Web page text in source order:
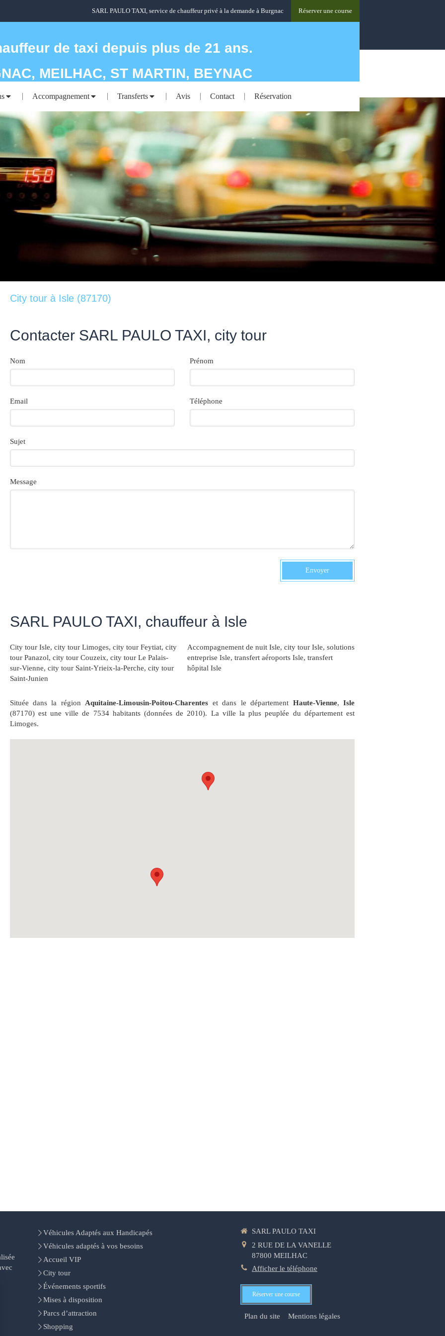
Réserver une course
SARL PAULO TAXI, service de chauffeur privé à la demande à Burgnac
de taxi depuis plus de 21 ans.
MEILHAC, ST MARTIN, BEYNAC
Accompagnement Transferts Avis Contact Réservation
City tour à Isle (87170)
Contacter SARL PAULO TAXI, city tour
Nom Prénom
Email Téléphone
Sujet
Message
Envoyer
SARL PAULO TAXI, chauffeur à Isle
City tour Isle, city tour Limoges, city tour Feytiat, city
tour Panazol, city tour Couzeix, city tour Le Palais-
sur-Vienne, city tour Saint-Yrieix-la-Perche, city tour
Saint-Junien
Accompagnement de nuit Isle, city tour Isle, solutions
entreprise Isle, transfert aéroports Isle, transfert
hôpital Isle
Située dans la région Aquitaine-Limousin-Poitou-Charentes et dans le département Haute-Vienne,Isle
(87170) est une ville de 7534 habitants (données de 2010). La ville la plus peuplée du département est
Limoges.
Véhicules Adaptés aux Handicapés
Véhicules adaptés à vos besoins
Accueil VIP
City tour
Événements sportifs
Mises à disposition
Parcs d’attraction
Shopping
SARL PAULO TAXI
2 RUE DE LA VANELLE
87800 MEILHAC
Afficher le téléphone
Réserver une course
Plan du site Mentions légales